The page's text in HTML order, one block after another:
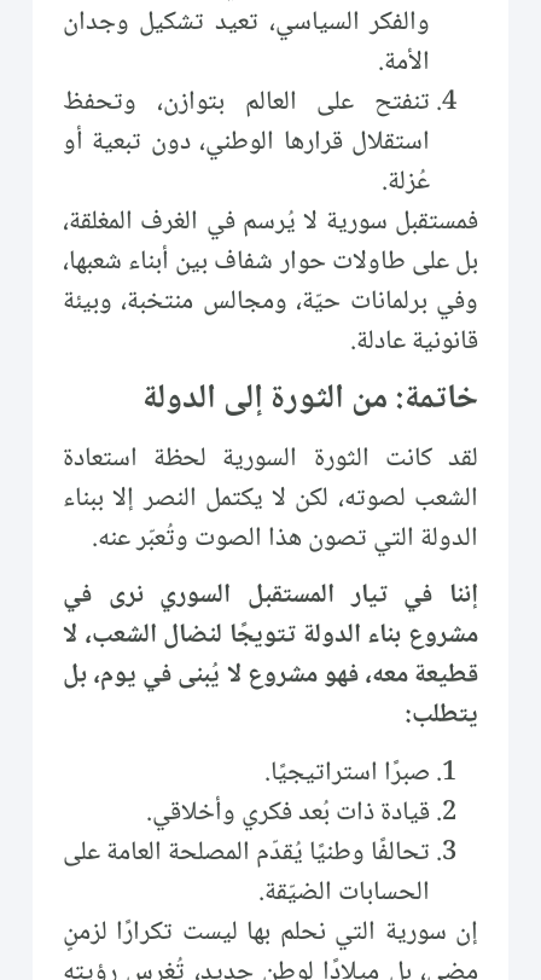
والفكر السياسي، تعيد تشكيل وجدان
الأمة.
تنفتح على العالم بتوازن، وتحفظ
استقلال قرارها الوطني، دون تبعية أو
عُزلة.
فمستقبل سورية لا يُرسم في الغرف المغلقة،
بل على طاولات حوار شفاف بين أبناء شعبها،
وفي برلمانات حيّة، ومجالس منتخبة، وبيئة
قانونية عادلة.
خاتمة: من الثورة إلى الدولة
لقد كانت الثورة السورية لحظة استعادة
الشعب لصوته، لكن لا يكتمل النصر إلا ببناء
الدولة التي تصون هذا الصوت وتُعبّر عنه.
إننا في تيار المستقبل السوري نرى في
مشروع بناء الدولة تتويجًا لنضال الشعب، لا
قطيعة معه، فهو مشروع لا يُبنى في يوم، بل
يتطلب:
صبرًا استراتيجيًا.
قيادة ذات بُعد فكري وأخلاقي.
تحالفًا وطنيًا يُقدّم المصلحة العامة على
الحسابات الضيّقة.
إن سورية التي نحلم بها ليست تكرارًا لزمنٍ